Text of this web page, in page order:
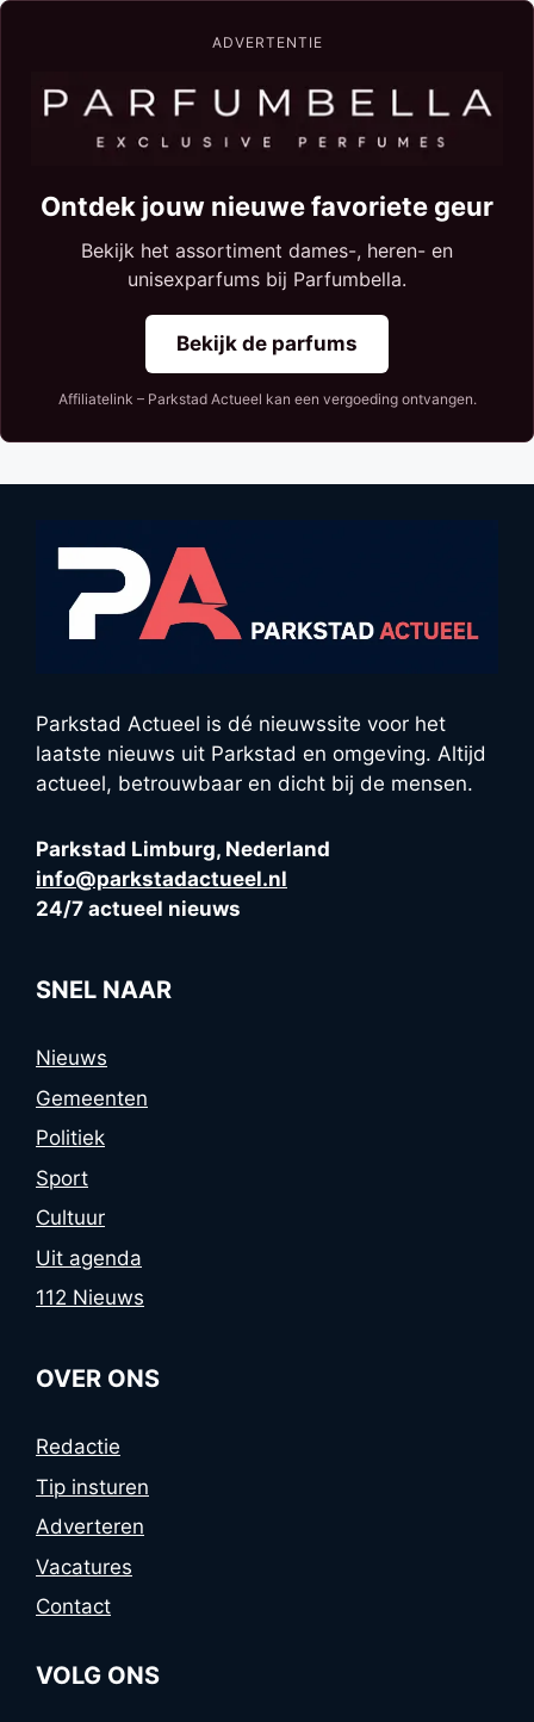
ADVERTENTIE
Ontdek jouw nieuwe favoriete geur
Bekijk het assortiment dames-, heren- en
unisexparfums bij Parfumbella.
Bekijk de parfums
Affiliatelink – Parkstad Actueel kan een vergoeding ontvangen.
Parkstad Actueel is dé nieuwssite voor het
laatste nieuws uit Parkstad en omgeving. Altijd
actueel, betrouwbaar en dicht bij de mensen.
Parkstad Limburg, Nederland
info@parkstadactueel.nl
24/7 actueel nieuws
SNEL NAAR
Nieuws
Gemeenten
Politiek
Sport
Cultuur
Uit agenda
112 Nieuws
OVER ONS
Redactie
Tip insturen
Adverteren
Vacatures
Contact
VOLG ONS